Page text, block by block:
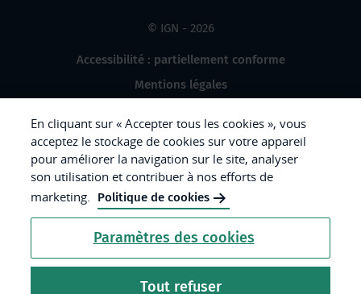
© IGN - 2026
Accessibilité : partiellement conforme
Mentions légales
Gestion des cookies
Crédits photos
République
Française.
Liberté
En cliquant sur « Accepter tous les cookies », vous
acceptez le stockage de cookies sur votre appareil
pour améliorer la navigation sur le site, analyser
son utilisation et contribuer à nos efforts de
marketing.
Politique de cookies
Paramètres des cookies
Tout refuser